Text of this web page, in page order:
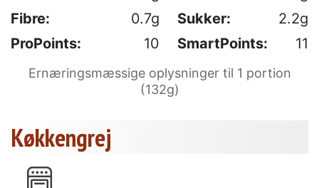
Fibre:
0.7g Sukker:
2.2g
ProPoints:
10 SmartPoints: 11
Ernæringsmæssige oplysninger til 1 portion
(132g)
Køkkengrej